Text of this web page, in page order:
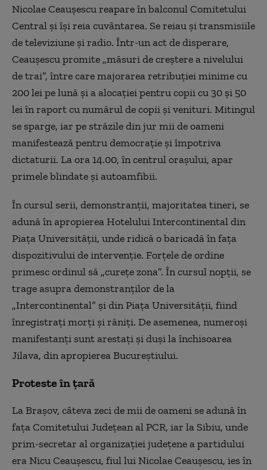
Nicolae Ceauşescu reapare în balconul Comitetului
Central şi îşi reia cuvântarea. Se reiau şi transmisiile
de televiziune şi radio. Într-un act de disperare,
Ceauşescu promite „măsuri de creştere a nivelului
de trai”, între care majorarea retribuţiei minime cu
200 lei pe lună şi a alocaţiei pentru copii cu 30 şi 50
lei în raport cu numărul de copii şi venituri. Mitingul
se sparge, iar pe străzile din jur mii de oameni
manifestează pentru democraţie şi împotriva
dictaturii. La ora 14.00, în centrul oraşului, apar
primele blindate şi autoamfibii.
În cursul serii, demonstranţii, majoritatea tineri, se
adună în apropierea Hotelului Intercontinental din
Piaţa Universităţii, unde ridică o baricadă în faţa
dispozitivului de intervenţie. Forţele de ordine
primesc ordinul să „cureţe zona”. În cursul nopţii, se
trage asupra demonstranţilor de la
„Intercontinental” şi din Piaţa Universităţii, fiind
înregistraţi morţi şi răniţi. De asemenea, numeroşi
manifestanţi sunt arestaţi şi duşi la închisoarea
Jilava, din apropierea Bucureştiului.
Proteste în țară
La Braşov, câteva zeci de mii de oameni se adună în
faţa Comitetului Judeţean al PCR, iar la Sibiu, unde
prim-secretar al organizaţiei judeţene a partidului
era Nicu Ceauşescu, fiul lui Nicolae Ceauşescu, ies în